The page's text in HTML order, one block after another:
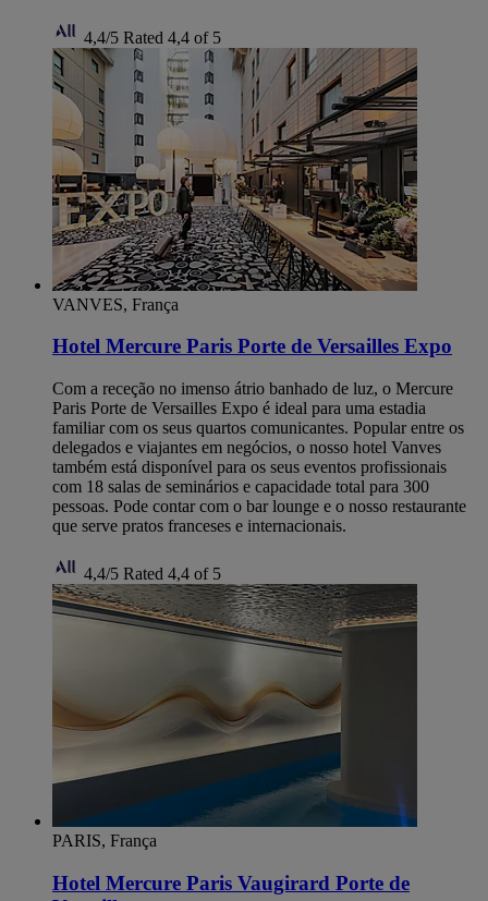
4,4/5 Rated 4,4 of 5
VANVES, França
Hotel Mercure Paris Porte de Versailles Expo
Com a receção no imenso átrio banhado de luz, o Mercure
Paris Porte de Versailles Expo é ideal para uma estadia
familiar com os seus quartos comunicantes. Popular entre os
delegados e viajantes em negócios, o nosso hotel Vanves
também está disponível para os seus eventos profissionais
com 18 salas de seminários e capacidade total para 300
pessoas. Pode contar com o bar lounge e o nosso restaurante
que serve pratos franceses e internacionais.
4,4/5 Rated 4,4 of 5
PARIS, França
Hotel Mercure Paris Vaugirard Porte de